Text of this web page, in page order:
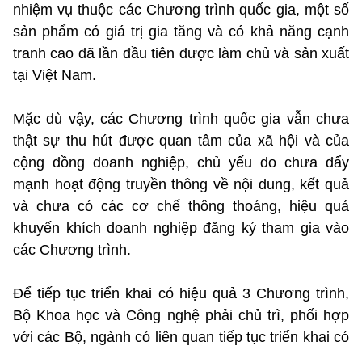
nhiệm vụ thuộc các Chương trình quốc gia, một số
sản phẩm có giá trị gia tăng và có khả năng cạnh
tranh cao đã lần đầu tiên được làm chủ và sản xuất
tại Việt Nam.
Mặc dù vậy, các Chương trình quốc gia vẫn chưa
thật sự thu hút được quan tâm của xã hội và của
cộng đồng doanh nghiệp, chủ yếu do chưa đẩy
mạnh hoạt động truyền thông về nội dung, kết quả
và chưa có các cơ chế thông thoáng, hiệu quả
khuyến khích doanh nghiệp đăng ký tham gia vào
các Chương trình.
Để tiếp tục triển khai có hiệu quả 3 Chương trình,
Bộ Khoa học và Công nghệ phải chủ trì, phối hợp
với các Bộ, ngành có liên quan tiếp tục triển khai có